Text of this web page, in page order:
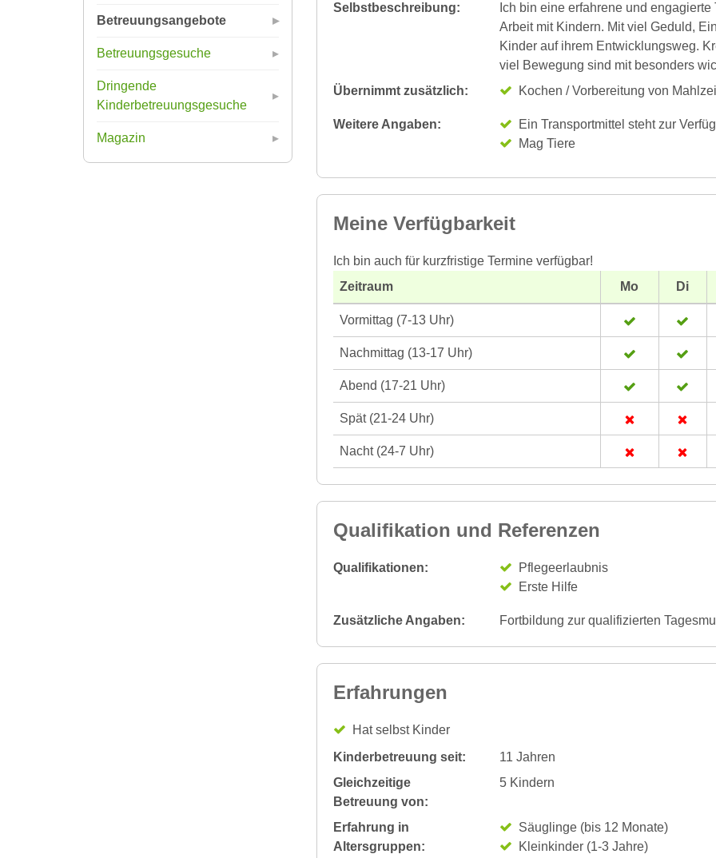
Betreuungsangebote
Betreuungsgesuche
Dringende
Kinderbetreuungsgesuche
Magazin
Selbstbeschreibung:
Ich bin eine erfahrene und
Arbeit mit Kindern. Mit viel Geduld,
Kinder auf ihrem Entwicklungsweg.
viel Bewegung sind mit besonders
Übernimmt zusätzlich:
Kochen / Vorbereitung von
Weitere Angaben:
Ein Transportmittel steht zur
Mag Tiere
Meine Verfügbarkeit
Ich bin auch für kurzfristige Termine verfügbar!
Zeitraum
Mo Di
Vormittag (7-13 Uhr)
Nachmittag (13-17 Uhr)
Abend (17-21 Uhr)
Spät (21-24 Uhr)
Nacht (24-7 Uhr)
Qualifikation und Referenzen
Qualifikationen:
Pflegeerlaubnis
Erste Hilfe
Zusätzliche Angaben: Fortbildung zur qualifizierten
Erfahrungen
Hat selbst Kinder
Kinderbetreuung seit:
11 Jahren
Gleichzeitige
Betreuung von:
5 Kindern
Erfahrung in
Altersgruppen:
Säuglinge (bis 12 Monate)
Kleinkinder (1-3 Jahre)